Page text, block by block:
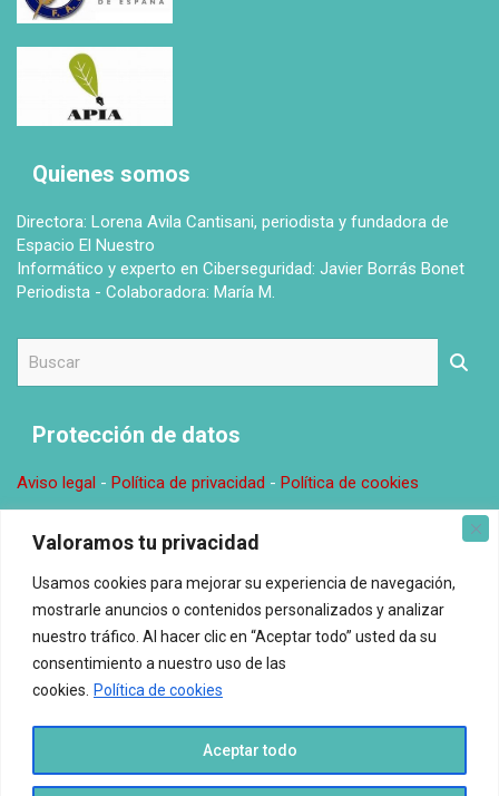
Valoramos tu privacidad
Usamos cookies para mejorar su experiencia de navegación,
mostrarle anuncios o contenidos personalizados y analizar
nuestro tráfico. Al hacer clic en “Aceptar todo” usted da su
consentimiento a nuestro uso de las
cookies. Política de cookies
Aceptar todo
Quienes somos
Directora: Lorena Avila Cantisani, periodista y fundadora de
Espacio El Nuestro
Informático y experto en Ciberseguridad: Javier Borrás Bonet
Periodista - Colaboradora: María M.
Protección de datos
Aviso legal - Política de privacidad - Política de cookies
Donde estamos
Oficina en Valencia. C\ Comunitat Valenciana, 14, 0, 2 46138
Rafelbunyol Email: redaccion@espacioelnuestro.com
Espacio El Nuestro © Todos los derechos reservados.